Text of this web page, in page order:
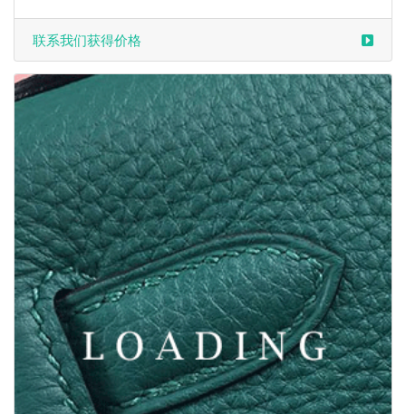
联系我们获得价格